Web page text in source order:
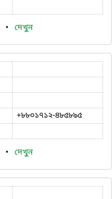
• দেখুন
+৮৮০১৭১২-৪৮৫৮৯৫
• দেখুন